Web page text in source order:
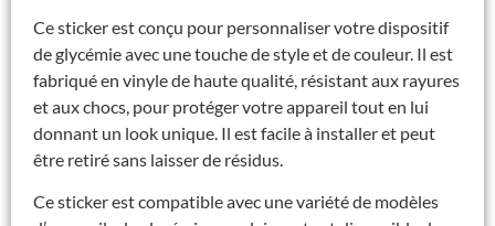
Ce sticker est conçu pour personnaliser votre dispositif
de glycémie avec une touche de style et de couleur. Il est
fabriqué en vinyle de haute qualité, résistant aux rayures
et aux chocs, pour protéger votre appareil tout en lui
donnant un look unique. Il est facile à installer et peut
être retiré sans laisser de résidus.
Ce sticker est compatible avec une variété de modèles